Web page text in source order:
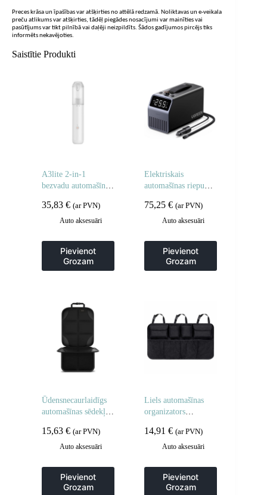
Preces krāsa un īpašības var atšķirties no attēlā redzamā. Noliktavas un e-veikala
preču atlikums var atšķirties, tādēļ piegādes nosacījumi var mainīties vai
pasūtījums var tikt pilnībā vai daļēji neizpildīts. Šādos gadījumos pircējs tiks
informēts nekavējoties.
Saistītie Produkti
A3lite 2-in-1
bezvadu automašīnas
matrača sūkņa
funkciju – balts
35,83 € (ar PVN)
Auto aksesuāri
Pievienot
Grozam
Elektriskais
automašīnas riepu
150 PSI 3x4500mAh
12V – pelēks
75,25€ (ar PVN)
Auto aksesuāri
Pievienot
Grozam
Ūdensnecaurlaidīgs
automašīnas sēdekļa
15,63 € (ar PVN)
Auto aksesuāri
Pievienot
Grozam
Liels automašīnas
organizators
atzveltnei bagāžniekā
– melns
14,91€ (ar PVN)
Auto aksesuāri
Pievienot
Grozam